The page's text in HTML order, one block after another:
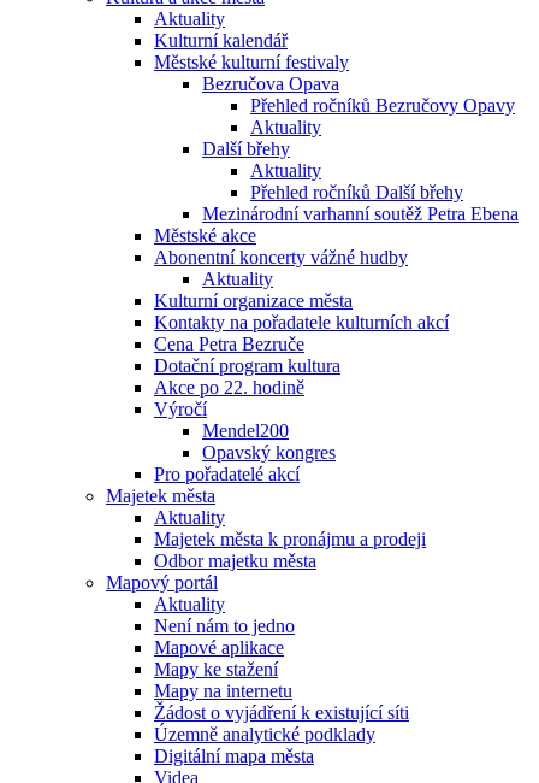
Aktuality
Kulturní kalendář
Městské kulturní festivaly
Bezručova Opava
Přehled ročníků Bezručovy Opavy
Aktuality
Další břehy
Aktuality
Přehled ročníků Další břehy
Mezinárodní varhanní soutěž Petra Ebena
Městské akce
Abonentní koncerty vážné hudby
Aktuality
Kulturní organizace města
Kontakty na pořadatele kulturních akcí
Cena Petra Bezruče
Dotační program kultura
Akce po 22. hodině
Výročí
Mendel200
Opavský kongres
Pro pořadatelé akcí
Majetek města
Aktuality
Majetek města k pronájmu a prodeji
Odbor majetku města
Mapový portál
Aktuality
Není nám to jedno
Mapové aplikace
Mapy ke stažení
Mapy na internetu
Žádost o vyjádření k existující síti
Územně analytické podklady
Digitální mapa města
Videa